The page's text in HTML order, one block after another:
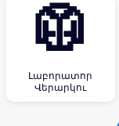
🥼
Լաբորատոր
Վերարկու